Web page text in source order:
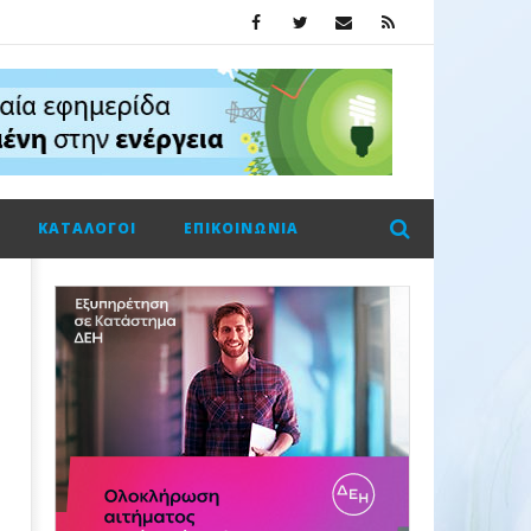
ΚΑΤΆΛΟΓΟΙ ΕΠΙΚΟΙΝΩΝΊΑ